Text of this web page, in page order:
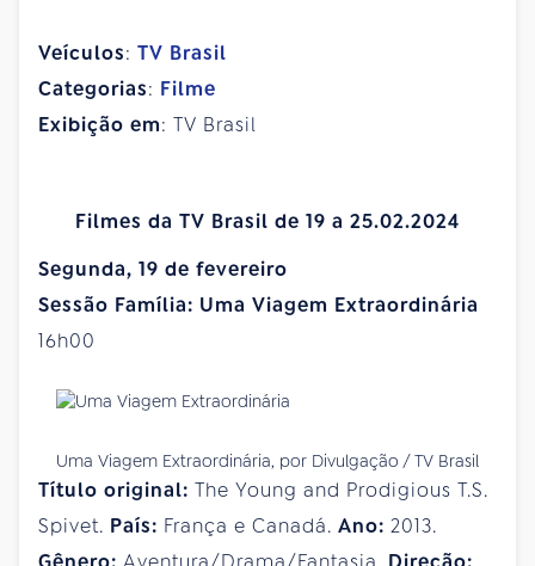
Veículos: TV Brasil
Categorias: Filme
Exibição em: TV Brasil
Filmes da TV Brasil de 19 a 25.02.2024
Segunda, 19 de fevereiro
Sessão Família: Uma Viagem Extraordinária
16h00
Uma Viagem Extraordinária, por Divulgação / TV Brasil
Título original: The Young and Prodigious T.S.
Spivet. País: França e Canadá. Ano: 2013.